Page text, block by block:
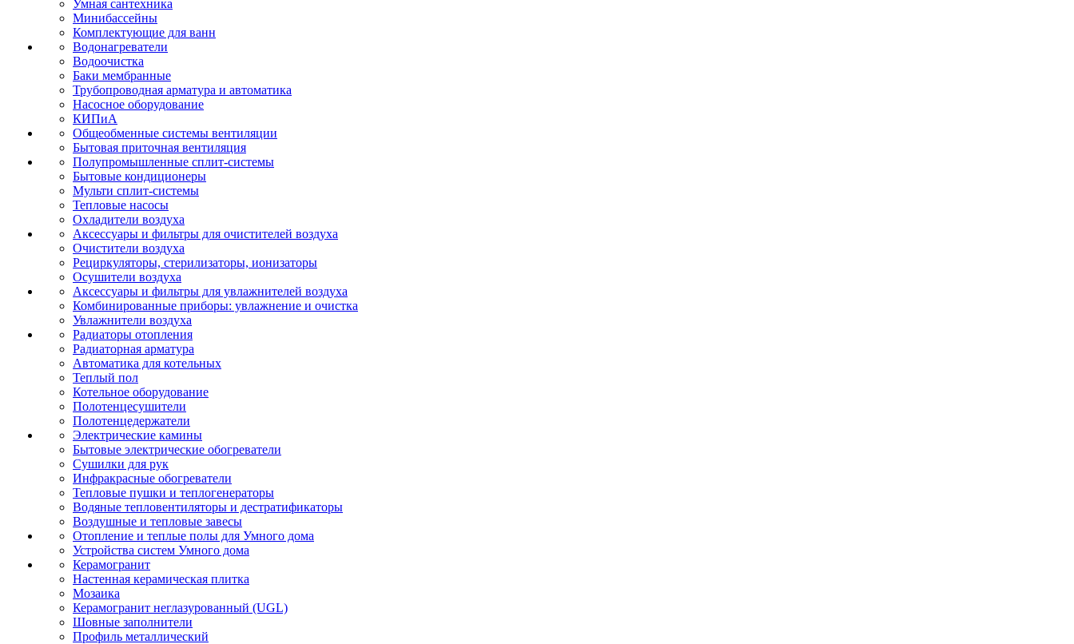
Умная сантехника
Минибассейны
Комплектующие для ванн
Водонагреватели
Водоочистка
Баки мембранные
Трубопроводная арматура и автоматика
Насосное оборудование
КИПиА
Общеобменные системы вентиляции
Бытовая приточная вентиляция
Полупромышленные сплит-системы
Бытовые кондиционеры
Мульти сплит-системы
Тепловые насосы
Охладители воздуха
Аксессуары и фильтры для очистителей воздуха
Очистители воздуха
Рециркуляторы, стерилизаторы, ионизаторы
Осушители воздуха
Аксессуары и фильтры для увлажнителей воздуха
Комбинированные приборы: увлажнение и очистка
Увлажнители воздуха
Радиаторы отопления
Радиаторная арматура
Автоматика для котельных
Теплый пол
Котельное оборудование
Полотенцесушители
Полотенцедержатели
Электрические камины
Бытовые электрические обогреватели
Сушилки для рук
Инфракрасные обогреватели
Тепловые пушки и теплогенераторы
Водяные тепловентиляторы и дестратификаторы
Воздушные и тепловые завесы
Отопление и теплые полы для Умного дома
Устройства систем Умного дома
Керамогранит
Настенная керамическая плитка
Мозаика
Керамогранит неглазурованный (UGL)
Шовные заполнители
Профиль металлический